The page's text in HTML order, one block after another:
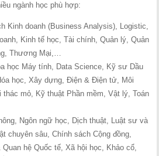
ngành học phù hợp:
Kinh doanh (Business Analysis), Logistic,
Kinh tế học, Tài chính, Quản lý, Quản
Thương Mại,…
học Máy tính, Data Science, Kỹ sư Dầu
học, Xây dựng, Điện & Điện tử, Môi
mỏ, Kỹ thuật Phần mềm, Vật lý, Toán
Ngôn ngữ học, Dịch thuật, Luật sư và
chuyên sâu, Chính sách Cộng đồng,
Quan hệ Quốc tế, Xã hội học, Khảo cổ,